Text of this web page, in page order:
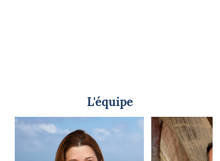
L'équipe